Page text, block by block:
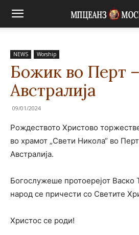
NEWS Worship
Божик во Перт
Австралија
09/01/2024
Рождеството Христово
во храмот „Свети Никола“ во
Австралија.
Богослужеше протоерејот Васко
народ се причести со Светите
Христос се роди!